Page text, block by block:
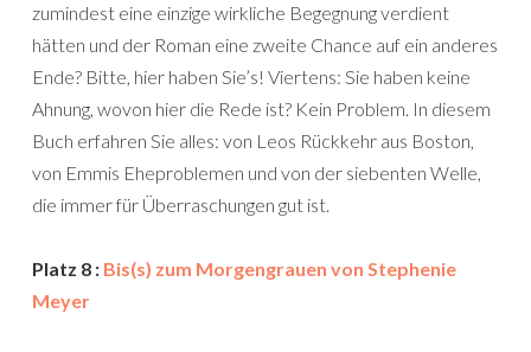
zumindest eine einzige wirkliche Begegnung verdient
hätten und der Roman eine zweite Chance auf ein anderes
Ende? Bitte, hier haben Sie’s! Viertens: Sie haben keine
Ahnung, wovon hier die Rede ist? Kein Problem. In diesem
Buch erfahren Sie alles: von Leos Rückkehr aus Boston,
von Emmis Eheproblemen und von der siebenten Welle,
die immer für Überraschungen gut ist.
Platz 8 : Bis(s) zum Morgengrauen von Stephenie
Meyer